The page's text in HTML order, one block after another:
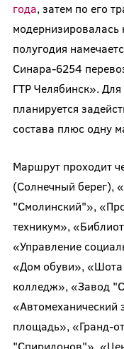
года, затем по его
модернизировалась
полугодия
Синара-6254
ГТР Челябинск».
планируется
состава плюс одну
Маршрут проходит
(Солнечный берег),
"Смолинский"»,
техникум»,
«Управление
«Дом обуви», «Шота
колледж», «Завод
«Автомеханический
площадь», «Гранд-
"Спиридонов"»,